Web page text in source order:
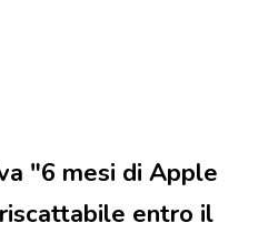
"6 mesi di Apple
entro il